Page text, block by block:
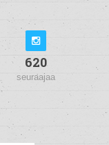
620
seuraajaa